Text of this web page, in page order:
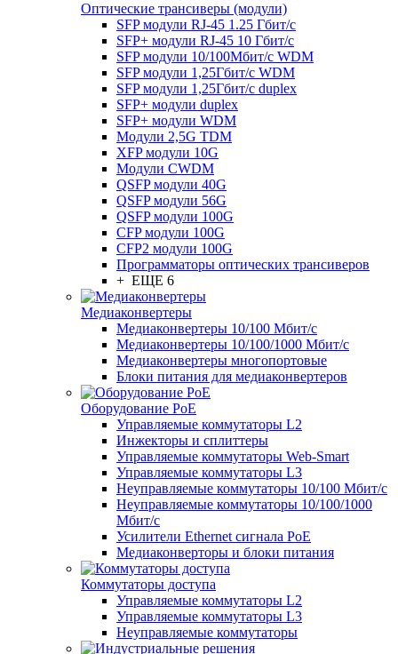
Оптические трансиверы (модули)
SFP модули RJ-45 1.25 Гбит/c
SFP+ модули RJ-45 10 Гбит/c
SFP модули 10/100Мбит/с WDM
SFP модули 1,25Гбит/с WDM
SFP модули 1,25Гбит/с duplex
SFP+ модули duplex
SFP+ модули WDM
Модули 2,5G TDM
XFP модули 10G
Модули CWDM
QSFP модули 40G
QSFP модули 56G
QSFP модули 100G
CFP модули 100G
CFP2 модули 100G
Программаторы оптических трансиверов
+ ЕЩЕ 6
Медиаконвертеры
Медиаконвертеры 10/100 Мбит/с
Медиаконвертеры 10/100/1000 Мбит/c
Медиаконвертеры многопортовые
Блоки питания для медиаконвертеров
Оборудование PoE
Управляемые коммутаторы L2
Инжекторы и сплиттеры
Управляемые коммутаторы Web-Smart
Управляемые коммутаторы L3
Неуправляемые коммутаторы 10/100 Мбит/с
Неуправляемые коммутаторы 10/100/1000
Мбит/с
Усилители Ethernet сигнала PoE
Медиаконверторы и блоки питания
Коммутаторы доступа
Управляемые коммутаторы L2
Управляемые коммутаторы L3
Неуправляемые коммутаторы